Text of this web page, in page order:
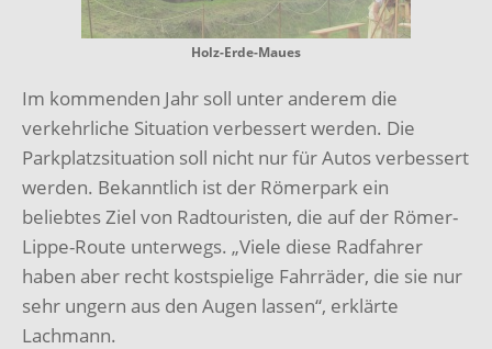
Holz-Erde-Maues
Im kommenden Jahr soll unter anderem die
verkehrliche Situation verbessert werden. Die
Parkplatzsituation soll nicht nur für Autos verbessert
werden. Bekanntlich ist der Römerpark ein
beliebtes Ziel von Radtouristen, die auf der Römer-
Lippe-Route unterwegs. „Viele diese Radfahrer
haben aber recht kostspielige Fahrräder, die sie nur
sehr ungern aus den Augen lassen“, erklärte
Lachmann.